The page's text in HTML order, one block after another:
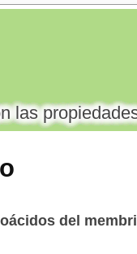
las
del